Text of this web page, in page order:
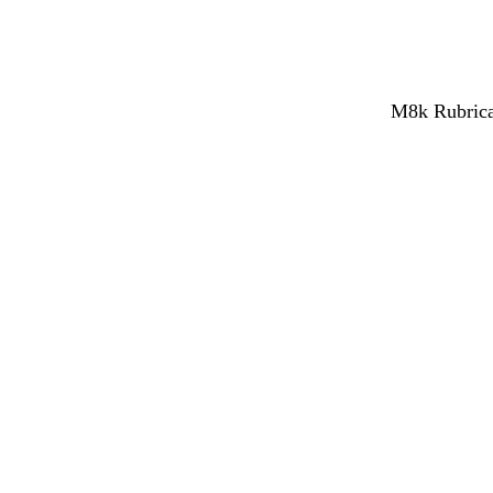
M8k